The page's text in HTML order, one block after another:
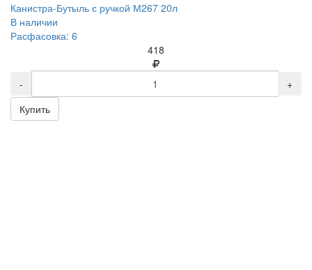
Канистра-Бутыль с ручкой М267 20л
В наличии
Расфасовка: 6
418
-
+
Купить